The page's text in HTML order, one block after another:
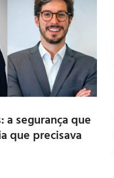
a segurança que
que precisava